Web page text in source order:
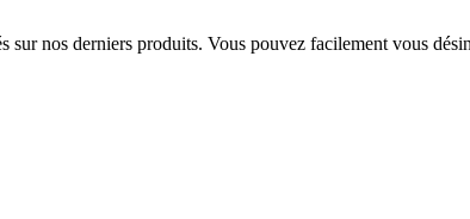
nos derniers produits. Vous pouvez facilement vous